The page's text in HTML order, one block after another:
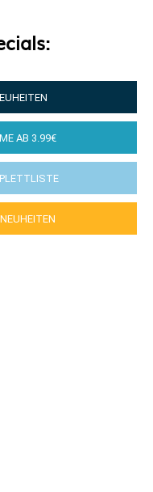
AB 3.99€